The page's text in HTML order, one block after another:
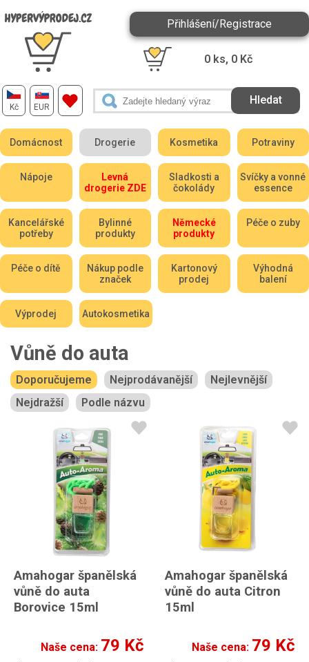
Kč EUR
Přihlášení/Registrace
0 ks, 0 Kč
Domácnost Drogerie Kosmetika Potraviny
Nápoje
Levná
drogerie ZDE
Sladkosti a
čokolády
Svíčky a vonné
essence
Kancelářské
potřeby
Bylinné
produkty
Německé
produkty
Péče o zuby
Péče o dítě
Nákup podle
značek
Kartonový
prodej
Výhodná
balení
Výprodej Autokosmetika
Vůně do auta
Doporučujeme Nejprodávanější
Nejlevnější
Nejdražší
Podle názvu
Amahogar španělská
vůně do auta
Borovice 15ml
Naše cena: 79 Kč
Amahogar španělská
vůně do auta Citron
15ml
Naše cena: 79 Kč